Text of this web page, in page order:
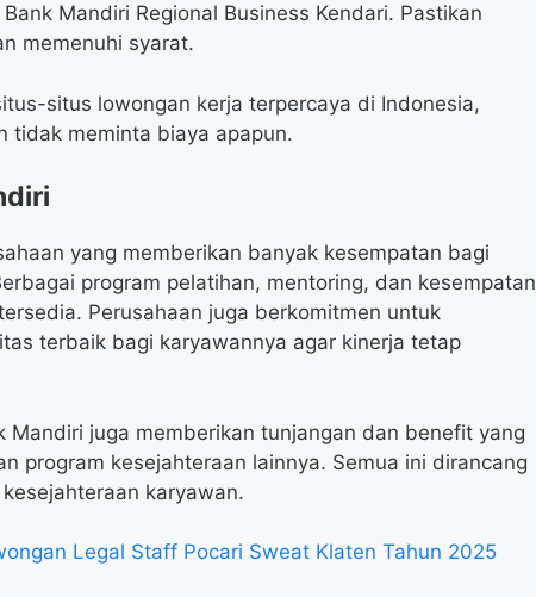
Mandiri Regional Business Kendari. Pastikan
memenuhi syarat.
situs lowongan kerja terpercaya di Indonesia,
tidak meminta biaya apapun.
yang memberikan banyak kesempatan bagi
program pelatihan, mentoring, dan kesempatan
Perusahaan juga berkomitmen untuk
terbaik bagi karyawannya agar kinerja tetap
Mandiri juga memberikan tunjangan dan benefit yang
program kesejahteraan lainnya. Semua ini dirancang
karyawan.
Legal Staff Pocari Sweat Klaten Tahun 2025